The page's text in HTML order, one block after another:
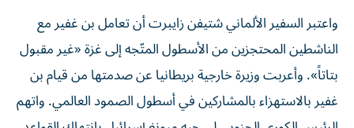
واعتبر السفير الألماني شتيفن زايبرت أن تعامل بن غفير مع
الناشطين المحتجزين من الأسطول المتّجه إلى غزة «غير مقبول
بتاتاً». وأعربت وزيرة خارجية بريطانيا عن صدمتها من قيام بن
غفير بالاستهزاء بالمشاركين في أسطول الصمود العالمي. واتهم